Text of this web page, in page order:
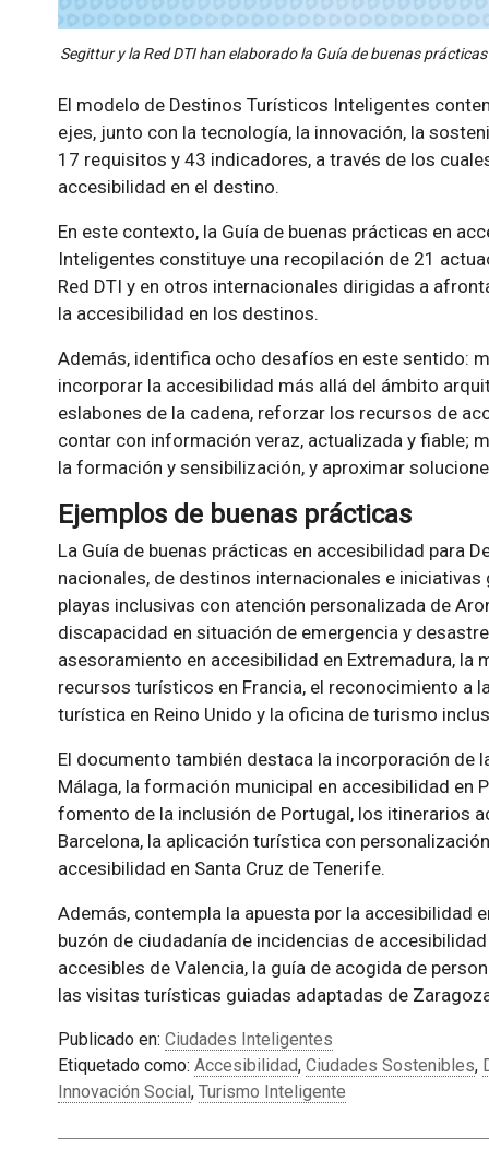
Segittur y la Red DTI han elaborado la Guía de buenas
El modelo de Destinos Turísticos Inteligentes
ejes, junto con la tecnología, la innovación, la
17 requisitos y 43 indicadores, a través de los
accesibilidad en el destino.
En este contexto, la Guía de buenas prácticas en
Inteligentes constituye una recopilación de 21
Red DTI y en otros internacionales dirigidas a
la accesibilidad en los destinos.
Además, identifica ocho desafíos en este sentido:
incorporar la accesibilidad más allá del ámbito
eslabones de la cadena, reforzar los recursos de
contar con información veraz, actualizada y fiable;
la formación y sensibilización, y aproximar
Ejemplos de buenas prácticas
La Guía de buenas prácticas en accesibilidad para
nacionales, de destinos internacionales e
playas inclusivas con atención personalizada de
discapacidad en situación de emergencia y
asesoramiento en accesibilidad en Extremadura, la
recursos turísticos en Francia, el reconocimiento a
turística en Reino Unido y la oficina de turismo
El documento también destaca la incorporación de
Málaga, la formación municipal en accesibilidad en
fomento de la inclusión de Portugal, los itinerarios
Barcelona, la aplicación turística con
accesibilidad en Santa Cruz de Tenerife.
Además, contempla la apuesta por la accesibilidad
buzón de ciudadanía de incidencias de
accesibles de Valencia, la guía de acogida de
las visitas turísticas guiadas adaptadas de
Publicado en: Ciudades Inteligentes
Etiquetado como: Accesibilidad, Ciudades Sostenibles,
Innovación Social, Turismo Inteligente